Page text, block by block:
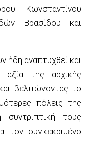
Κωνσταντίνου
Βρασίδου και
ήδη αναπτυχθεί και
αξία της αρχικής
βελτιώνοντας το
πόλεις της
τους
τον συγκεκριμένο